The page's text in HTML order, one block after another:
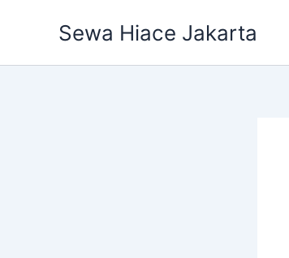
Sewa Hiace Jakarta